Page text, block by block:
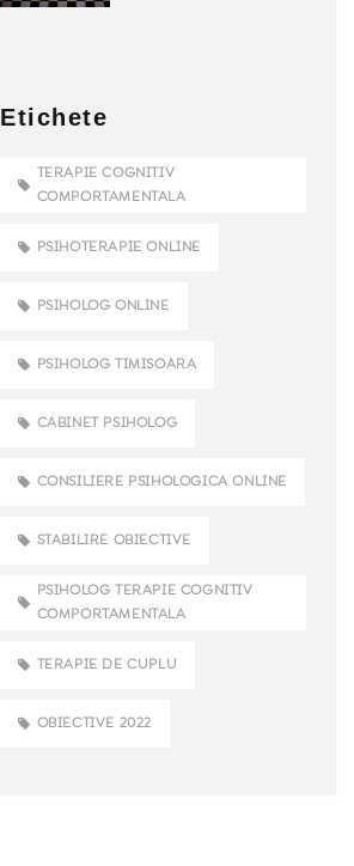
Etichete
TERAPIE COGNITIV
COMPORTAMENTALA
PSIHOTERAPIE ONLINE
PSIHOLOG ONLINE
PSIHOLOG TIMISOARA
CABINET PSIHOLOG
CONSILIERE PSIHOLOGICA ONLINE
STABILIRE OBIECTIVE
PSIHOLOG TERAPIE COGNITIV
COMPORTAMENTALA
TERAPIE DE CUPLU
OBIECTIVE 2022